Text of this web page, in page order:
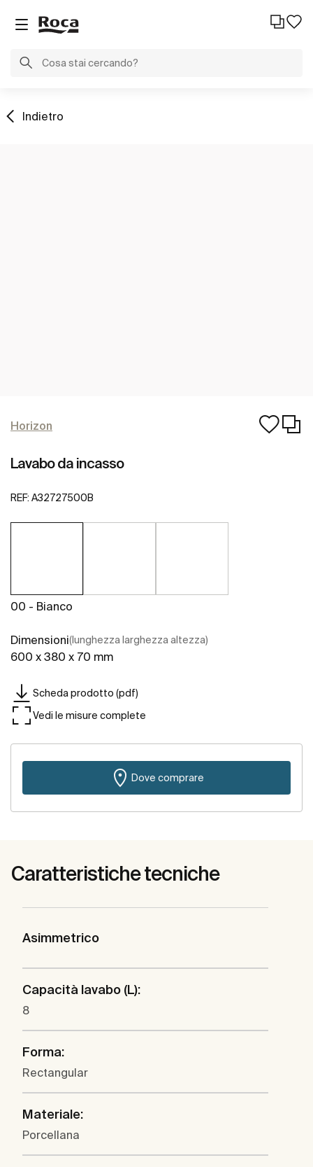
Indietro
Horizon
Lavabo da incasso
REF: A32727500B
00 - Bianco
Dimensioni(lunghezza larghezza altezza)
600 x 380 x 70 mm
Scheda prodotto (pdf)
Vedi le misure complete
Dove comprare
Caratteristiche tecniche
Asimmetrico
Capacità lavabo (L):
8
Forma:
Rectangular
Materiale:
Porcellana